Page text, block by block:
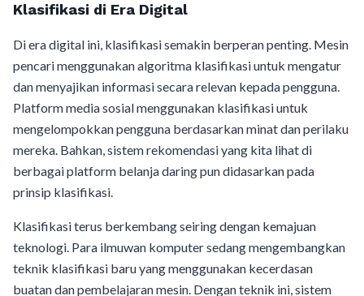
Klasifikasi di Era Digital
Di era digital ini, klasifikasi semakin berperan penting. Mesin
pencari menggunakan algoritma klasifikasi untuk mengatur
dan menyajikan informasi secara relevan kepada pengguna.
Platform media sosial menggunakan klasifikasi untuk
mengelompokkan pengguna berdasarkan minat dan perilaku
mereka. Bahkan, sistem rekomendasi yang kita lihat di
berbagai platform belanja daring pun didasarkan pada
prinsip klasifikasi.
Klasifikasi terus berkembang seiring dengan kemajuan
teknologi. Para ilmuwan komputer sedang mengembangkan
teknik klasifikasi baru yang menggunakan kecerdasan
buatan dan pembelajaran mesin. Dengan teknik ini, sistem